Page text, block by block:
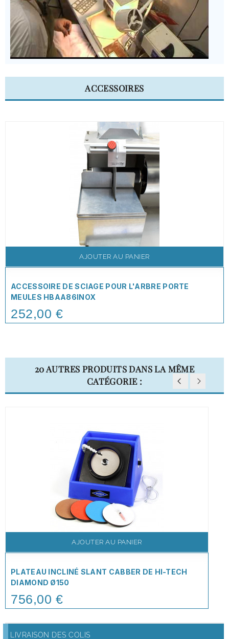
ACCESSOIRES
AJOUTER AU PANIER
ACCESSOIRE DE SCIAGE POUR L'ARBRE PORTE
MEULES HBAA86INOX
Price
252,00 €
20 AUTRES PRODUITS DANS LA MÊME
CATÉGORIE :
AJOUTER AU PANIER
PLATEAU INCLINÉ SLANT CABBER DE HI-TECH
DIAMOND Ø150
Price
756,00 €
LIVRAISON DES COLIS